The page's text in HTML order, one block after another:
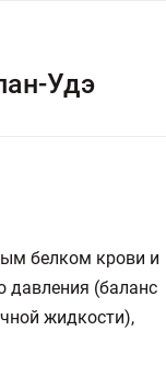
Удэ
белком крови и
давления (баланс
жидкости),